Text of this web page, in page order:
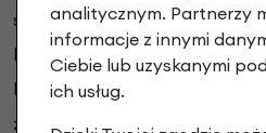
śrub, przykręcenie pedałów
kierownicy (w zestawie
kierownicy). Rower pakowany
zaprojektowany gruby 5-cio
analitycznym. Partnerzy
informacje z innymi
Ciebie lub uzyskanymi
ich usług.